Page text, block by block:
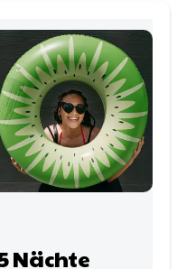
Nächte